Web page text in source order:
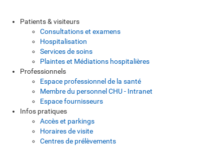
Patients & visiteurs
Consultations et examens
Hospitalisation
Services de soins
Plaintes et Médiations hospitalières
Professionnels
Espace professionnel de la santé
Membre du personnel CHU - Intranet
Espace fournisseurs
Infos pratiques
Accès et parkings
Horaires de visite
Centres de prélèvements